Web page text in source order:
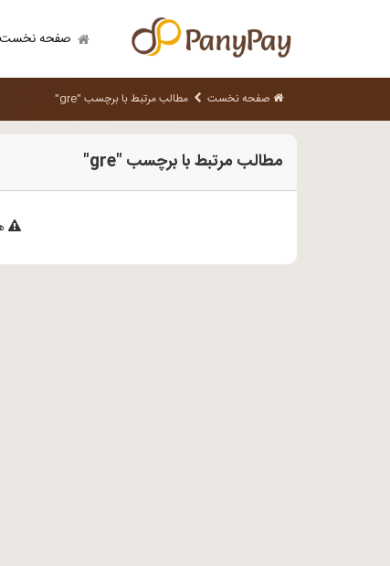
صفحه نخست
صفحه نخست مطالب مرتبط با برچسب "gre"
مطالب مرتبط با برچسب "gre"